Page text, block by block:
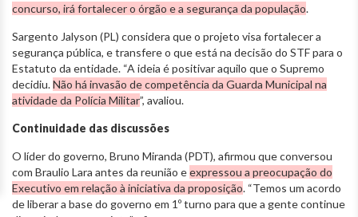
concurso, irá fortalecer o órgão e a segurança da população.
Sargento Jalyson (PL) considera que o projeto visa fortalecer a
segurança pública, e transfere o que está na decisão do STF para o
Estatuto da entidade. “A ideia é positivar aquilo que o Supremo
decidiu.Não há invasão de competência da Guarda Municipal na
atividade da Polícia Militar”, avaliou.
Continuidade das discussões
O líder do governo, Bruno Miranda (PDT), afirmou que conversou
com Braulio Lara antes da reunião eexpressou a preocupação do
Executivo em relação à iniciativa da proposição. “Temos um acordo
de liberar a base do governo em 1º turno para que a gente continue